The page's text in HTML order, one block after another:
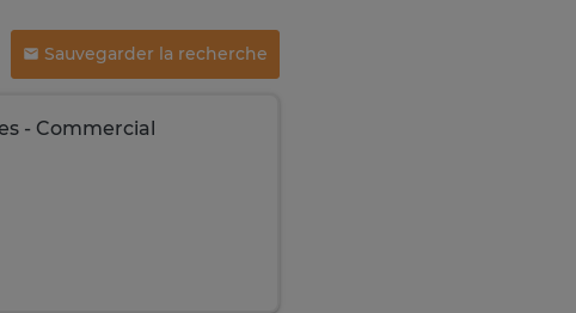
Sauvegarder la recherche
- Commercial